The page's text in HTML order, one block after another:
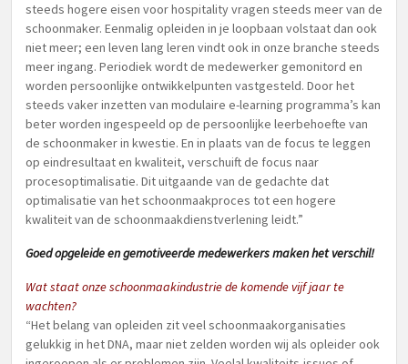
steeds hogere eisen voor hospitality vragen steeds meer van de
schoonmaker. Eenmalig opleiden in je loopbaan volstaat dan ook
niet meer; een leven lang leren vindt ook in onze branche steeds
meer ingang. Periodiek wordt de medewerker gemonitord en
worden persoonlijke ontwikkelpunten vastgesteld. Door het
steeds vaker inzetten van modulaire e-learning programma’s kan
beter worden ingespeeld op de persoonlijke leerbehoefte van
de schoonmaker in kwestie. En in plaats van de focus te leggen
op eindresultaat en kwaliteit, verschuift de focus naar
procesoptimalisatie. Dit uitgaande van de gedachte dat
optimalisatie van het schoonmaakproces tot een hogere
kwaliteit van de schoonmaakdienstverlening leidt.”
Goed opgeleide en gemotiveerde medewerkers maken het verschil!
Wat staat onze schoonmaakindustrie de komende vijf jaar te
wachten?
“Het belang van opleiden zit veel schoonmaakorganisaties
gelukkig in het DNA, maar niet zelden worden wij als opleider ook